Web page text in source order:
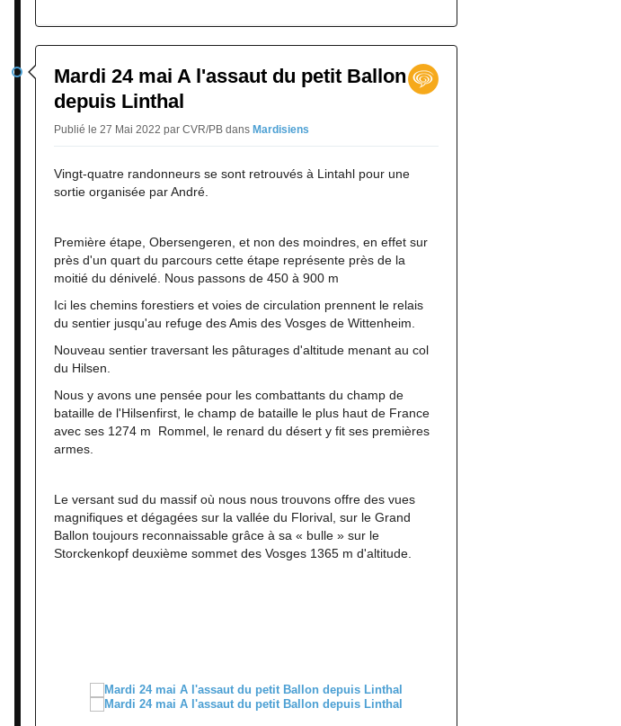
Mardi 24 mai A l'assaut du petit Ballon
depuis Linthal
Publié le 27 Mai 2022 par CVR/PB dans Mardisiens
Vingt-quatre randonneurs se sont retrouvés à Lintahl pour une
sortie organisée par André.
Première étape, Obersengeren, et non des moindres, en effet sur
près d'un quart du parcours cette étape représente près de la
moitié du dénivelé. Nous passons de 450 à 900 m
Ici les chemins forestiers et voies de circulation prennent le relais
du sentier jusqu'au refuge des Amis des Vosges de Wittenheim.
Nouveau sentier traversant les pâturages d'altitude menant au col
du Hilsen.
Nous y avons une pensée pour les combattants du champ de
bataille de l'Hilsenfirst, le champ de bataille le plus haut de France
avec ses 1274 m Rommel, le renard du désert y fit ses premières
armes.
Le versant sud du massif où nous nous trouvons offre des vues
magnifiques et dégagées sur la vallée du Florival, sur le Grand
Ballon toujours reconnaissable grâce à sa « bulle » sur le
Storckenkopf deuxième sommet des Vosges 1365 m d'altitude.